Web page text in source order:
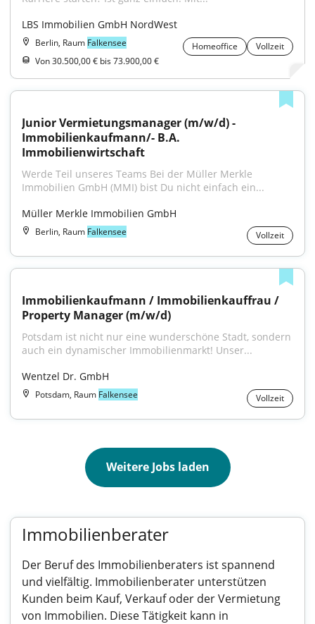
LBS Immobilien GmbH NordWest
Berlin, Raum Falkensee Homeoffice
Vollzeit
Von 30.500,00 € bis 73.900,00 €
Junior Vermietungsmanager (m/w/d) -
Immobilienkaufmann/- B.A.
Immobilienwirtschaft
Werde Teil unseres Teams Bei der Müller Merkle
Immobilien GmbH (MMI) bist Du nicht einfach ein...
Müller Merkle Immobilien GmbH
Berlin, Raum Falkensee Vollzeit
Immobilienkaufmann / Immobilienkauffrau /
Property Manager (m/w/d)
Potsdam ist nicht nur eine wunderschöne Stadt, sondern
auch ein dynamischer Immobilienmarkt! Unser...
Wentzel Dr. GmbH
Potsdam, Raum Falkensee Vollzeit
Weitere Jobs laden
Immobilienberater
Der Beruf des Immobilienberaters ist spannend
und vielfältig. Immobilienberater unterstützen
Kunden beim Kauf, Verkauf oder der Vermietung
von Immobilien. Diese Tätigkeit kann in